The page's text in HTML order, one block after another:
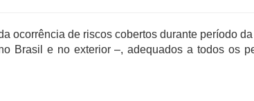
ocorrência de riscos cobertos durante período
Brasil e no exterior –, adequados a todos os